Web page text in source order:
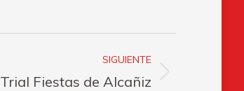
SIGUIENTE
Trial Fiestas de Alcañiz